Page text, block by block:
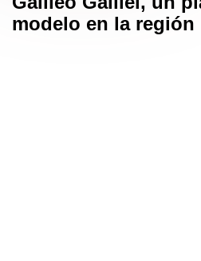
modelo en la región